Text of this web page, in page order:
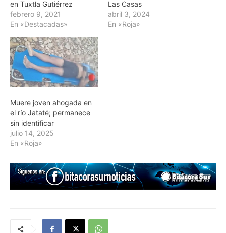
en Tuxtla Gutiérrez
febrero 9, 2021
En «Destacadas»
Las Casas
abril 3, 2024
En «Roja»
Muere joven ahogada en
el río Jataté; permanece
sin identificar
julio 14, 2025
En «Roja»